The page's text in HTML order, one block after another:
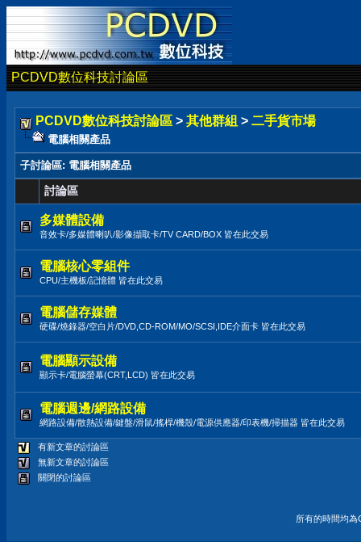
PCDVD數位科技討論區
PCDVD數位科技討論區 > 其他群組 > 二手貨市場
電腦相關產品
子討論區: 電腦相關產品
討論區
多媒體設備
音效卡/多媒體喇叭/影像擷取卡/TV CARD/BOX 皆在此交易
電腦核心零組件
CPU/主機板/記憶體 皆在此交易
電腦儲存媒體
硬碟/燒錄器/空白片/DVD,CD-ROM/MO/SCSI,IDE介面卡 皆在此交易
電腦顯示設備
顯示卡/電腦螢幕(CRT,LCD) 皆在此交易
電腦週邊/網路設備
網路設備/散熱設備/鍵盤/滑鼠/搖桿/機殼/電源供應器/印表機/掃描器 皆在此交易
有新文章的討論區
無新文章的討論區
關閉的討論區
所有的時間均為